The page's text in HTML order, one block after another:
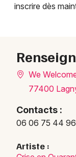
inscrire dès
We
77400
Contacts :
06 06 75 44 96
Artiste :